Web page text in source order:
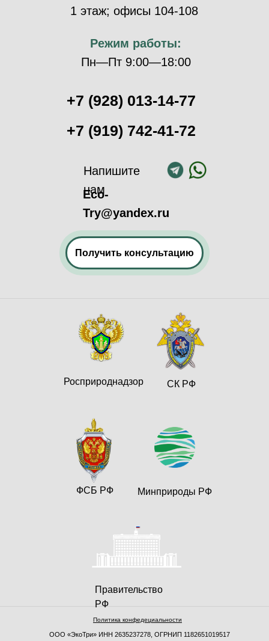
Режим работы:
Пн—Пт 9:00—18:00
+7 (928) 013-14-77
+7 (919) 742-41-72
ООО «ЭкоТри» ИНН 2635237278, ОГРНИП 1182651019517
Eco-
Try@yandex.ru
1 этаж; офисы 104-108
Получить консультацию
Напишите
нам
СК РФ
ФСБ РФ
Росприроднадзор
Минприроды РФ
Правительство
РФ
Политика конфедециальности